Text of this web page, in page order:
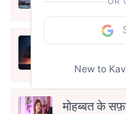
हिज्र पे ये रात
May 12, 2024
मोहब्बत के
New to